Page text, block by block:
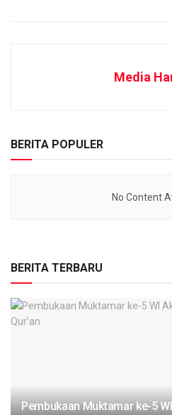
Media
BERITA POPULER
No Content
BERITA TERBARU
Pembukaan Muktamar ke-5